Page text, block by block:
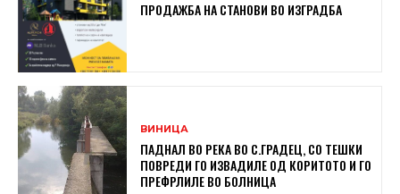
ПРОДАЖБА НА СТАНОВИ ВО ИЗГРАДБА
ВИНИЦА
ПАДНАЛ ВО РЕКА ВО С.ГРАДЕЦ, СО ТЕШКИ
ПОВРЕДИ ГО ИЗВАДИЛЕ ОД КОРИТОТО И ГО
ПРЕФРЛИЛЕ ВО БОЛНИЦА